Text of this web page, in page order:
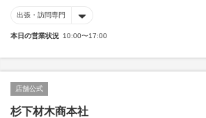
出張・訪問専門
本日の営業状況 10:00〜17:00
店舗公式
杉下材木商本社